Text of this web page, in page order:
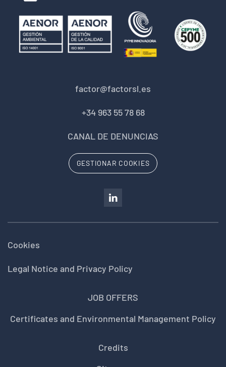
factor@factorsl.es
+34 963 55 78 68
CANAL DE DENUNCIAS
GESTIONAR COOKIES
Cookies
Legal Notice and Privacy Policy
JOB OFFERS
Certificates and Environmental Management Policy
Credits